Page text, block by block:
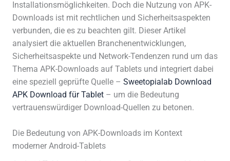
Installationsmöglichkeiten. Doch die Nutzung von APK-
Downloads ist mit rechtlichen und Sicherheitsaspekten
verbunden, die es zu beachten gilt. Dieser Artikel
analysiert die aktuellen Branchenentwicklungen,
Sicherheitsaspekte und Network-Tendenzen rund um das
Thema APK-Downloads auf Tablets und integriert dabei
eine speziell geprüfte Quelle – Sweetopialab Download
APK Download für Tablet– um die Bedeutung
vertrauenswürdiger Download-Quellen zu betonen.
Die Bedeutung von APK-Downloads im Kontext
moderner Android-Tablets